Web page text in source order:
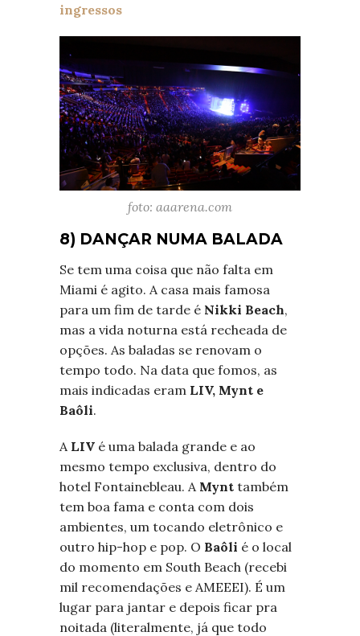
ingressos
foto: aaarena.com
8) DANÇAR NUMA BALADA
Se tem uma coisa que não falta em
Miami é agito. A casa mais famosa
para um fim de tarde é Nikki Beach,
mas a vida noturna está recheada de
opções. As baladas se renovam o
tempo todo. Na data que fomos, as
mais indicadas eram LIV, Mynt e
Baôli.
A LIV é uma balada grande e ao
mesmo tempo exclusiva, dentro do
hotel Fontainebleau. A Mynt também
tem boa fama e conta com dois
ambientes, um tocando eletrônico e
outro hip-hop e pop. O Baôli é o local
do momento em South Beach (recebi
mil recomendações e AMEEEI). É um
lugar para jantar e depois ficar pra
noitada (literalmente, já que todo